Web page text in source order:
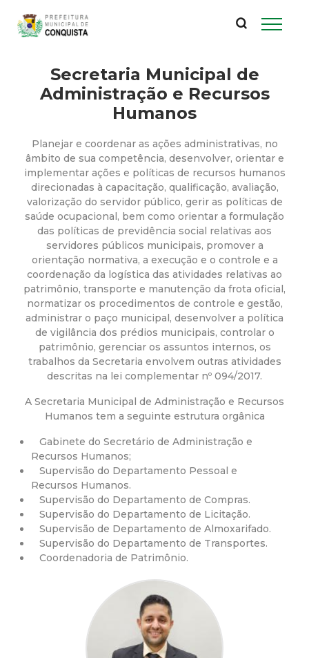
conteúdo
principal
P
e
e
i
t
u
r
a
M
n
i
c
p
Secretaria Municipal de
Administração e Recursos
Humanos
Planejar e coordenar as ações administrativas, no
âmbito de sua competência, desenvolver, orientar e
implementar ações e políticas de recursos humanos
direcionadas à capacitação, qualificação, avaliação,
valorização do servidor público, gerir as políticas de
saúde ocupacional, bem como orientar a formulação
das políticas de previdência social relativas aos
servidores públicos municipais, promover a
orientação normativa, a execução e o controle e a
coordenação da logística das atividades relativas ao
patrimônio, transporte e manutenção da frota oficial,
normatizar os procedimentos de controle e gestão,
administrar o paço municipal, desenvolver a política
de vigilância dos prédios municipais, controlar o
patrimônio, gerenciar os assuntos internos, os
trabalhos da Secretaria envolvem outras atividades
descritas na lei complementar nº 094/2017.
A Secretaria Municipal de Administração e Recursos
Humanos tem a seguinte estrutura orgânica
Gabinete do Secretário de Administração e
Recursos Humanos;
Supervisão do Departamento Pessoal e
Recursos Humanos.
Supervisão do Departamento de Compras.
Supervisão do Departamento de Licitação.
Supervisão de Departamento de Almoxarifado.
Supervisão do Departamento de Transportes.
Coordenadoria de Patrimônio.